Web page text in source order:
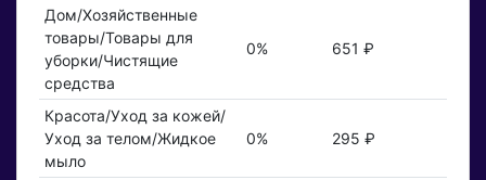
Дом/Хозяйственные
товары/Товары для
уборки/Чистящие
средства
0% 651 ₽
Красота/Уход за кожей/
Уход за телом/Жидкое
мыло
0% 295 ₽